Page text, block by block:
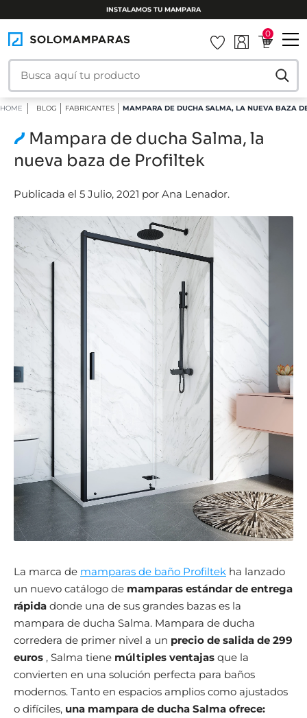
INSTALAMOS TU MAMPARA
0
HOME BLOG FABRICANTES MAMPARA DE DUCHA SALMA, LA NUEVA BAZA
Mampara de ducha Salma, la
nueva baza de Profiltek
Publicada el 5 Julio, 2021 por Ana Lenador.
La marca de mamparas de baño Profiltek ha lanzado
un nuevo catálogo de mamparas estándar de entrega
rápida donde una de sus grandes bazas es la
mampara de ducha Salma. Mampara de ducha
corredera de primer nivel a un precio de salida de 299
euros , Salma tiene múltiples ventajas que la
convierten en una solución perfecta para baños
modernos. Tanto en espacios amplios como ajustados
o difíciles, una mampara de ducha Salma ofrece: